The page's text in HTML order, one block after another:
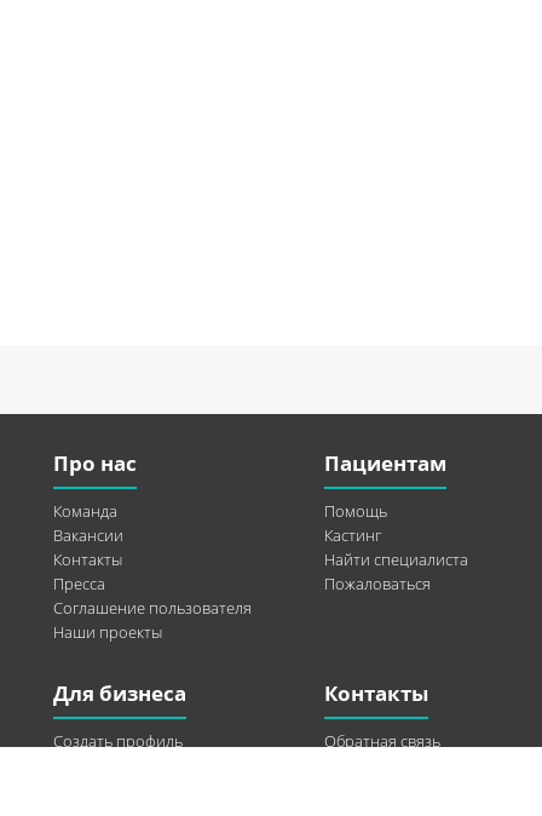
Про нас
Команда
Вакансии
Контакты
Пресса
Соглашение пользователя
Наши проекты
Пациентам
Помощь
Кастинг
Найти специалиста
Пожаловаться
Для бизнеса
Создать профиль
Контакты
Обратная связь